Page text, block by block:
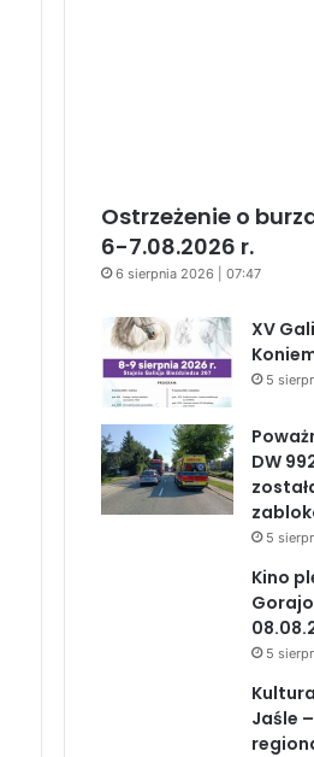
Ostrzeżenie o
6-7.08.2026 r.
6 sierpnia 2026 | 07:47
XV
5
DW
5
Kino
5
Jaśle